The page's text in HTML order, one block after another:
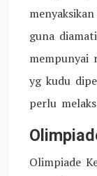
guna
mempunyai
yg kudu
perlu
Olimpiade